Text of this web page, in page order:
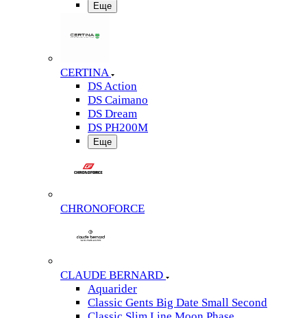
Еще
CERTINA
DS Action
DS Caimano
DS Dream
DS PH200M
Еще
CHRONOFORCE
CLAUDE BERNARD
Aquarider
Classic Gents Big Date Small Second